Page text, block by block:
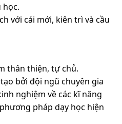
học.
với cái mới, kiên trì và cầu
thân thiện, tự chủ.
bởi đội ngũ chuyên gia
nghiệm về các kĩ năng
pháp dạy học hiện